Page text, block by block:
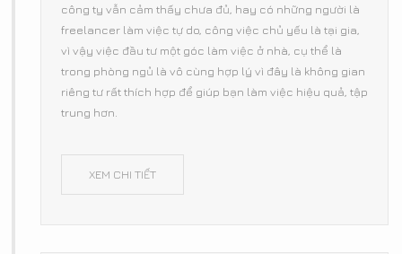
công ty vẫn cảm thấy chưa đủ, hay có những người là
freelancer làm việc tự do, công việc chủ yếu là tại gia,
vì vậy việc đầu tư một góc làm việc ở nhà, cụ thể là
trong phòng ngủ là vô cùng hợp lý vì đây là không gian
riêng tư rất thích hợp để giúp bạn làm việc hiệu quả, tập
trung hơn.
XEM CHI TIẾT